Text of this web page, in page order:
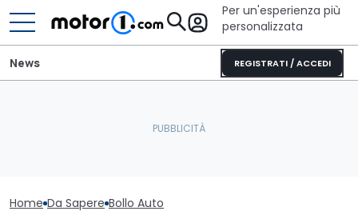
Per un'esperienza più
personalizzata
REGISTRATI / ACCEDI
News
Home Da Sapere Bollo Auto